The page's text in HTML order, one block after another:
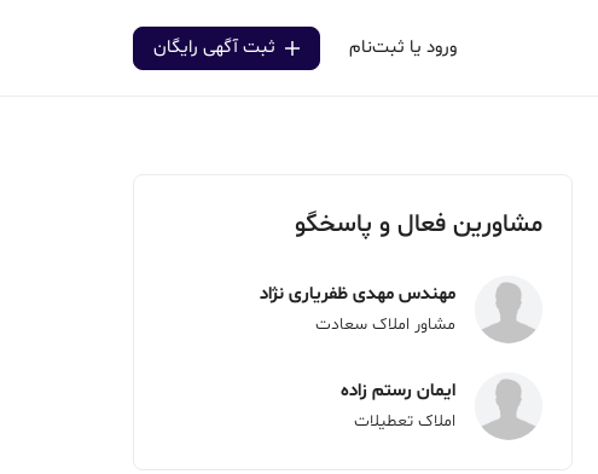
ورود یا ثبت‌نام ثبت آگهی رایگان
مشاورین فعال و پاسخگو
مهندس مهدی ظفریاری نژاد
مشاور املاک سعادت
ایمان رستم زاده
املاک تعطیلات